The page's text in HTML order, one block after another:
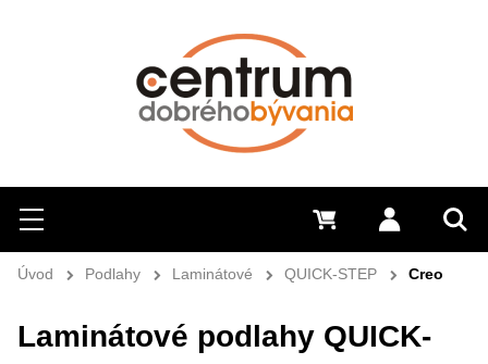
Hľadať
Menu Prihlásiť
0 €
Úvod Podlahy Laminátové QUICK-STEP Creo
Laminátové podlahy QUICK-